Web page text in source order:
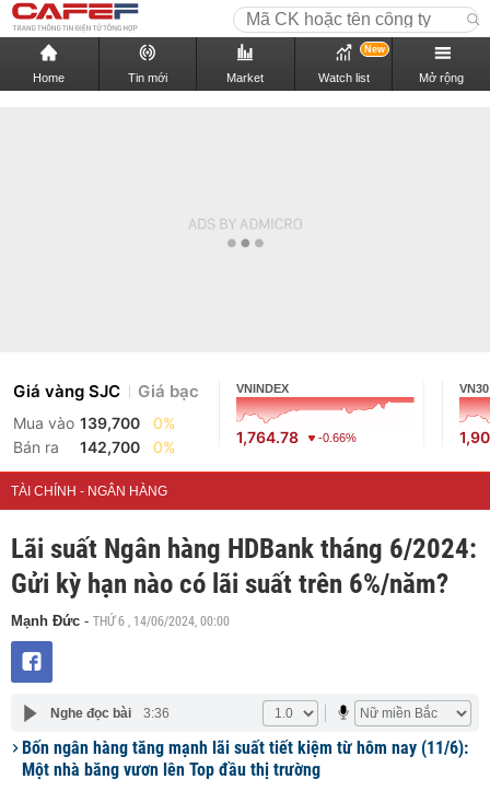
Home Tin mới Market Watch list
New
Mở rộng
Giá vàng SJC Giá bạc
Mua vào 139,700
0%
Bán ra
142,700 0%
VNINDEX
1,764.78 -0.66%
VN30
TÀI CHÍNH - NGÂN HÀNG
Lãi suất Ngân hàng HDBank tháng 6/2024:
Gửi kỳ hạn nào có lãi suất trên 6%/năm?
Mạnh Đức - THỨ 6 , 14/06/2024, 00:00
Nghe đọc bài 3:36
Bốn ngân hàng tăng mạnh lãi suất tiết kiệm từ hôm nay (11/6):
Một nhà băng vươn lên Top đầu thị trường